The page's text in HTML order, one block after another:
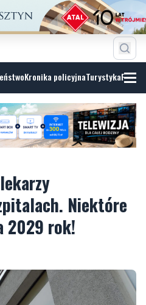
Kronika policyjnaTurystyka
rok!